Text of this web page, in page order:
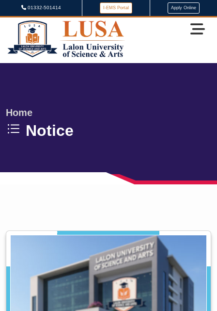
01332-501414 I-EMS Portal Apply Online
Home
Notice